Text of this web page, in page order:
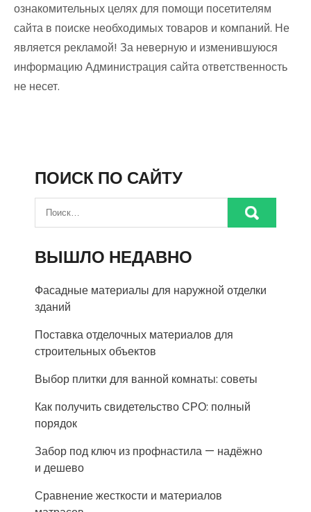
ознакомительных целях для помощи посетителям
сайта в поиске необходимых товаров и компаний. Не
является рекламой! За неверную и изменившуюся
информацию Администрация сайта ответственность
не несет.
ПОИСК ПО САЙТУ
ВЫШЛО НЕДАВНО
Фасадные материалы для наружной отделки
зданий
Поставка отделочных материалов для
строительных объектов
Выбор плитки для ванной комнаты: советы
Как получить свидетельство СРО: полный
порядок
Забор под ключ из профнастила — надёжно
и дешево
Сравнение жесткости и материалов